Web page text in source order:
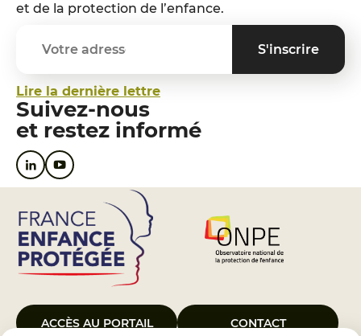
et de la protection de l’enfance.
Lire la dernière lettre
Suivez-nous
et restez informé
ACCÈS AU PORTAIL CONTACT